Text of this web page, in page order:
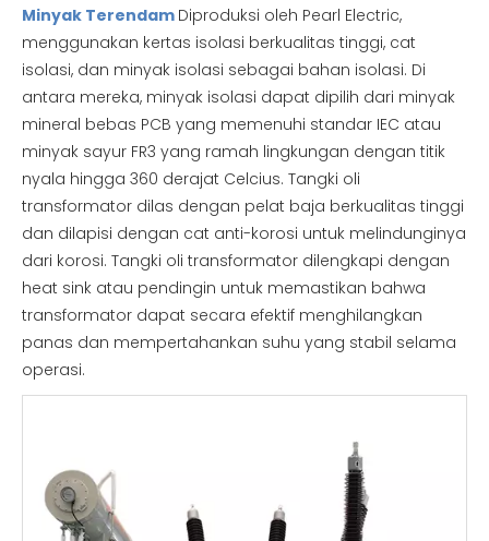
Minyak Terendam Diproduksi oleh Pearl Electric,
menggunakan kertas isolasi berkualitas tinggi, cat
isolasi, dan minyak isolasi sebagai bahan isolasi. Di
antara mereka, minyak isolasi dapat dipilih dari minyak
mineral bebas PCB yang memenuhi standar IEC atau
minyak sayur FR3 yang ramah lingkungan dengan titik
nyala hingga 360 derajat Celcius. Tangki oli
transformator dilas dengan pelat baja berkualitas tinggi
dan dilapisi dengan cat anti-korosi untuk melindunginya
dari korosi. Tangki oli transformator dilengkapi dengan
heat sink atau pendingin untuk memastikan bahwa
transformator dapat secara efektif menghilangkan
panas dan mempertahankan suhu yang stabil selama
operasi.